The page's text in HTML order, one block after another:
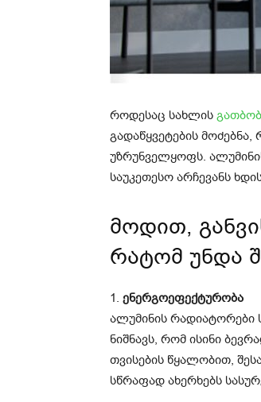
როდესაც სახლის
გადაწყვეტების
უზრუნველყოფს.
საუკეთესო არჩევანს
მოდით,
რატომ უნდა
1. ენერგოეფექტურობა
ალუმინის რადიატორები
ნიშნავს, რომ ისინი
თვისების წყალობით,
სწრაფად ახერხებს